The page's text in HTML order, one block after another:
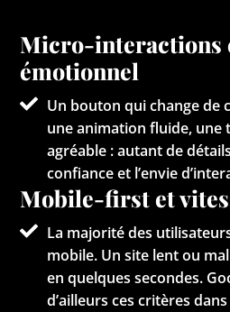
Micro-interactions
émotionnel
Un bouton qui change de
une animation fluide, une
agréable : autant de
confiance et l’envie
Mobile-first et
La majorité des
mobile. Un site lent ou
en quelques secondes.
d’ailleurs ces critères